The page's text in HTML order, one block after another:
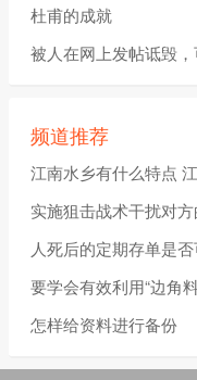
杜甫的成就
被人在网上发帖诋毁
频道推荐
江南水乡有什么特点
实施狙击战术干扰对
人死后的定期存单是
要学会有效利用“边角
怎样给资料进行备份